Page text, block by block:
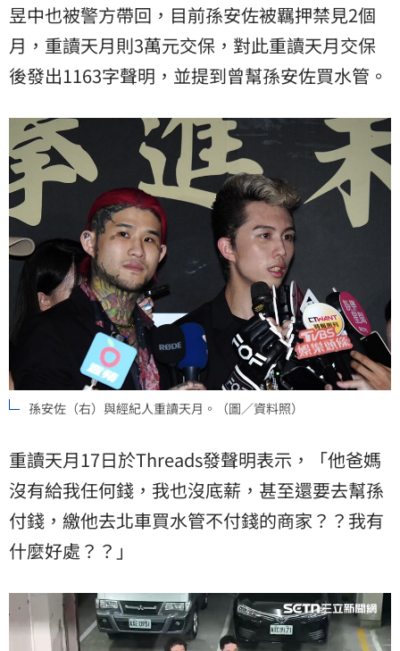
昱中也被警方帶回，目前孫安佐被羈押禁見2個
月，重讀天月則3萬元交保，對此重讀天月交保
後發出1163字聲明，並提到曾幫孫安佐買水管。
孫安佐（右）與經紀人重讀天月。（圖／資料照）
重讀天月17日於Threads發聲明表示，「他爸媽
沒有給我任何錢，我也沒底薪，甚至還要去幫孫
付錢，繳他去北車買水管不付錢的商家？？我有
什麼好處？？」